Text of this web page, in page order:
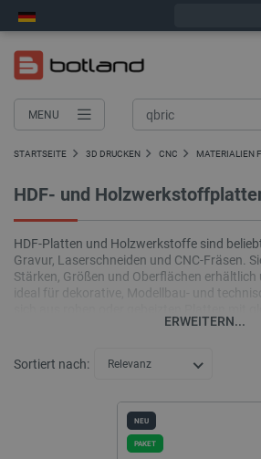
MENU
STARTSEITE 3D DRUCKEN CNC MATERIALIEN
HDF- und
HDF-Platten und Holzwerkstoffe sind
Gravur, Laserschneiden und CNC-Fräsen.
Stärken, Größen und Oberflächen erhältlich
ideal für dekorative, Modellbau- und
präzise Elemente nahtlos herstellen.
ERWEITERN...
Sortiert nach: Relevanz
NEU
PAKET